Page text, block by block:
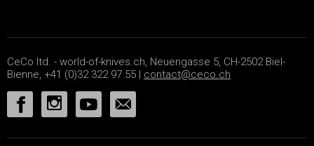
CeCo ltd. - world-of-knives.ch, Neuengasse 5, CH-2502 Biel-
Bienne, +41 (0)32 322 97 55 | contact@ceco.ch